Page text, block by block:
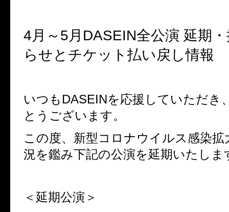
4月～ 5月 DASEIN全公演 延期
らせとチケット払い戻し情報
いつも DASEINを応援していただき
とうございます。
この度、新型コロナウイルス感染拡
況を鑑み下記の公演を延期いたしま
＜延期公演＞